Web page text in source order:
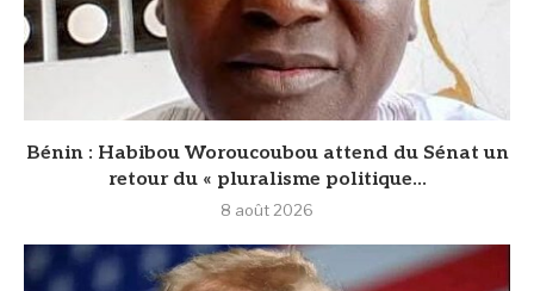
Bénin : Habibou Woroucoubou attend du Sénat un
retour du « pluralisme politique...
8 août 2026